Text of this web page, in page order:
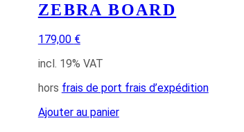
ZEBRA BOARD
179,00 €
incl. 19% VAT
hors frais de port frais d’expédition
Ajouter au panier